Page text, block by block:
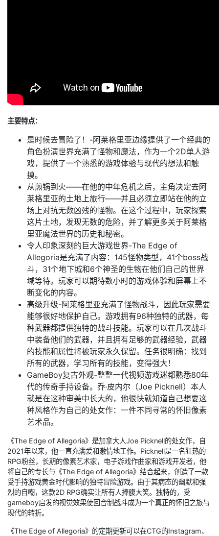
主要特点：
是时候去冒险了！-阿莱格里亚边缘提供了一个经典的
角色扮演世界充满了怪物和魔法，作为一个2D单人游
戏，提供了一个熟悉的游戏体验与现代的想法和触
摸。
从煎锅到火——在他的中年危机之后，主角决定去阿
莱格里亚的土地上旅行——并且必须立即站在他的立
场上对抗无数凶残的怪物。在这个过程中，玩家探索
这片土地，发现无数的危险，并了解更多关于阿莱格
里亚魔法世界的历史和秘密。
令人印象深刻的巨大游戏世界-The Edge of
Allegoria是充满了内容：145怪物类型，41个boss战
斗，31个地下城和6个神圣的生物在他们自己的世界
域等待。玩家可以期待数小时的游戏体验和屏幕上不
断变化的内容。
高级升级-阿莱格里亚充满了怪物战斗，因此玩家需要
能够很好地保护自己。游戏拥有96种独特的武器，每
种武器都提供独特的战斗技能。玩家可以在几次战斗
中装备他们的武器，并且拥有足够的武器经验，武器
的技能和属性将被玩家永久保留。任务很明确：找到
所有的武器，学习所有的技能，变得强大！
GameBoy复古外观-整整一代视频游戏迷都熟悉80年
代的传奇手持设备。乔·皮内尔（Joe Picknell）本人
就是在这种审美中长大的，他很快就知道自己想要这
种风格作为自己的处女作：一件不同寻常的怀旧像素
艺术品。
《The Edge of Allegoria》是加拿大人Joe Picknell的处女作，自
2021年以来，他一直充满爱和激情地工作。Picknell是一名狂热的
RPG粉丝，长期的像素艺术家，电子游戏作曲家和游戏开发者，他
将自己的专长与《The Edge of Allegoria》结合起来，创造了一款
受手持游戏黄金时代影响的独特冒险游戏。由于其病态的幽默和强
烈的自嘲，这款2D RPG确实让所有人捧腹大笑。独特的，受
gameboy启发的视觉效果使回合制战斗成为一个真正的怀旧之旅与
现代的转折。
《The Edge of Allegoria》的定期更新可以在CTG的Instagram、